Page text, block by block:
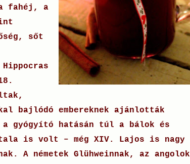
fahéj, a
sőt
bajlódó embereknek ajánlották
a gyógyító hatásán túl a bálok és
is volt – még XIV. Lajos is nagy
A németek Glühweinnak, az angolok